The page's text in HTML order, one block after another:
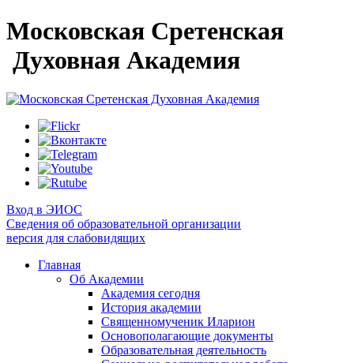
Московская Сретенская
Духовная Академия
Вход в ЭИОС
Сведения об образовательной организации
версия для слабовидящих
Главная
Об Академии
Академия сегодня
История академии
Священномученик Иларион
Основополагающие документы
Образовательная деятельность